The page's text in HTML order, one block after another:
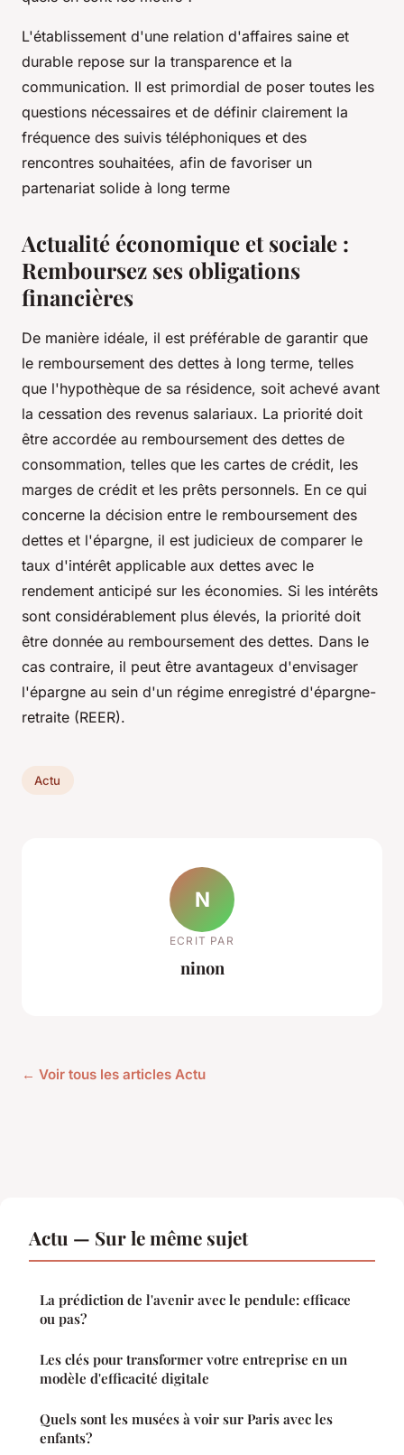
L'établissement d'une relation d'affaires saine et
durable repose sur la transparence et la
communication. Il est primordial de poser toutes les
questions nécessaires et de définir clairement la
fréquence des suivis téléphoniques et des
rencontres souhaitées, afin de favoriser un
partenariat solide à long terme
Actualité économique et sociale :
Remboursez ses obligations
financières
De manière idéale, il est préférable de garantir que
le remboursement des dettes à long terme, telles
que l'hypothèque de sa résidence, soit achevé avant
la cessation des revenus salariaux. La priorité doit
être accordée au remboursement des dettes de
consommation, telles que les cartes de crédit, les
marges de crédit et les prêts personnels. En ce qui
concerne la décision entre le remboursement des
dettes et l'épargne, il est judicieux de comparer le
taux d'intérêt applicable aux dettes avec le
rendement anticipé sur les économies. Si les intérêts
sont considérablement plus élevés, la priorité doit
être donnée au remboursement des dettes. Dans le
cas contraire, il peut être avantageux d'envisager
l'épargne au sein d'un régime enregistré d'épargne-
retraite (REER).
Actu
N
ECRIT PAR
ninon
← Voir tous les articles Actu
Actu — Sur le même sujet
La prédiction de l'avenir avec le pendule: efficace
ou pas?
Les clés pour transformer votre entreprise en un
modèle d'efficacité digitale
Quels sont les musées à voir sur Paris avec les
enfants?